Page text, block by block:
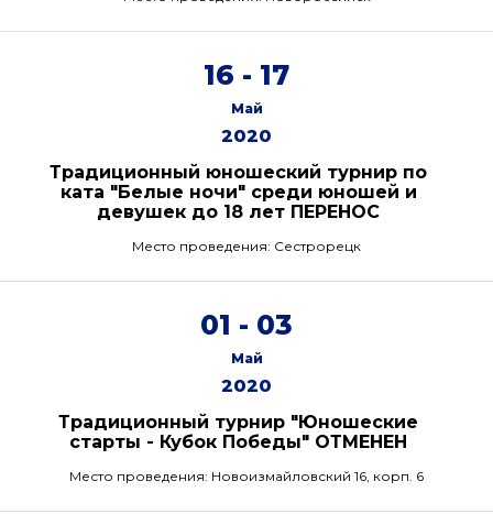
16 - 17
Май
2020
Традиционный юношеский турнир по
ката "Белые ночи" среди юношей и
девушек до 18 лет ПЕРЕНОС
Место проведения: Сестрорецк
01 - 03
Май
2020
Традиционный турнир "Юношеские
старты - Кубок Победы" ОТМЕНЕН
Место проведения: Новоизмайловский 16, корп. 6